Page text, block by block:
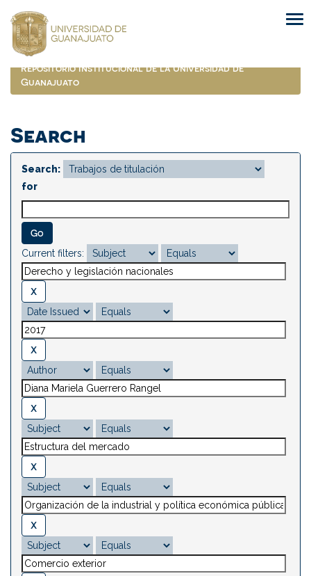
navigation
Repositorio Institucional de la Universidad de
Guanajuato
Search
Search:
for
Current filters: